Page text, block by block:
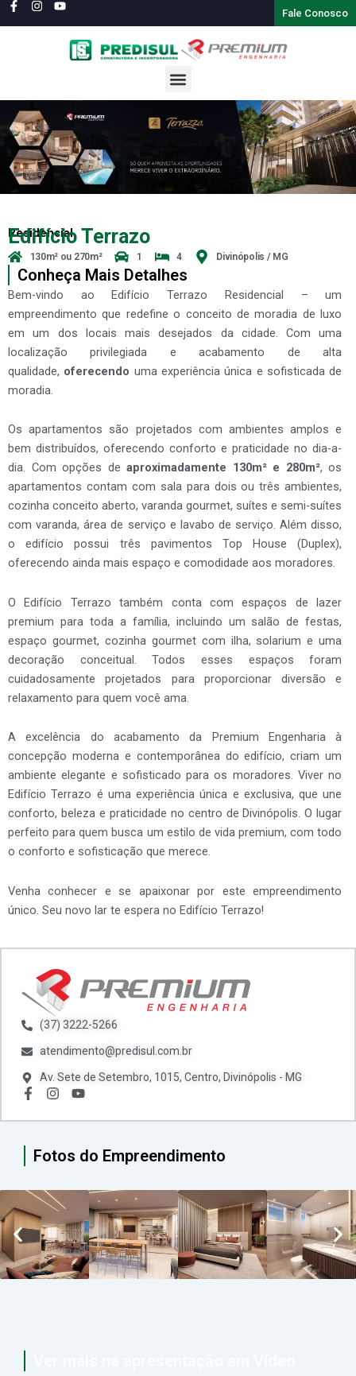
para
Fale Conosco
Menu
Residencial
Edifício Terrazo
130m² ou 270m² 1 4 Divinópolis / MG
Conheça Mais Detalhes
Bem-vindo ao Edifício Terrazo Residencial – um
empreendimento que redefine o conceito de moradia de luxo
em um dos locais mais desejados da cidade. Com uma
localização privilegiada e acabamento de alta
qualidade, oferecendo uma experiência única e sofisticada de
moradia.
Os apartamentos são projetados com ambientes amplos e
bem distribuídos, oferecendo conforto e praticidade no dia-a-
dia. Com opções deaproximadamente 130m² e 280m², os
apartamentos contam com sala para dois ou três ambientes,
cozinha conceito aberto, varanda gourmet, suítes e semi-suítes
com varanda, área de serviço e lavabo de serviço. Além disso,
o edifício possui três pavimentos Top House (Duplex),
oferecendo ainda mais espaço e comodidade aos moradores.
O Edifício Terrazo também conta com espaços de lazer
premium para toda a família, incluindo um salão de festas,
espaço gourmet, cozinha gourmet com ilha, solarium e uma
decoração conceitual. Todos esses espaços foram
cuidadosamente projetados para proporcionar diversão e
relaxamento para quem você ama.
A excelência do acabamento da Premium Engenharia à
concepção moderna e contemporânea do edifício, criam um
ambiente elegante e sofisticado para os moradores. Viver no
Edifício Terrazo é uma experiência única e exclusiva, que une
conforto, beleza e praticidade no centro de Divinópolis. O lugar
perfeito para quem busca um estilo de vida premium, com todo
o conforto e sofisticação que merece.
Venha conhecer e se apaixonar por este empreendimento
único. Seu novo lar te espera no Edifício Terrazo!
(37) 3222-5266
atendimento@predisul.com.br
Av. Sete de Setembro, 1015, Centro, Divinópolis - MG
Fotos do Empreendimento